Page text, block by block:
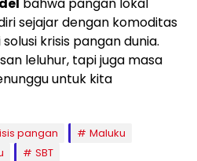
sejajar dengan komoditas
krisis pangan dunia.
leluhur, tapi juga masa
untuk kita
pangan
Maluku
SBT